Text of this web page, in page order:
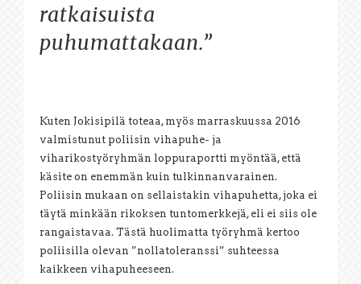
ratkaisuista
puhumattakaan.”
Kuten Jokisipilä toteaa, myös marraskuussa 2016
valmistunut poliisin vihapuhe- ja
viharikostyöryhmän loppuraportti myöntää, että
käsite on enemmän kuin tulkinnanvarainen.
Poliisin mukaan on sellaistakin vihapuhetta, joka ei
täytä minkään rikoksen tuntomerkkejä, eli ei siis ole
rangaistavaa. Tästä huolimatta työryhmä kertoo
poliisilla olevan ”nollatoleranssi” suhteessa
kaikkeen vihapuheeseen.